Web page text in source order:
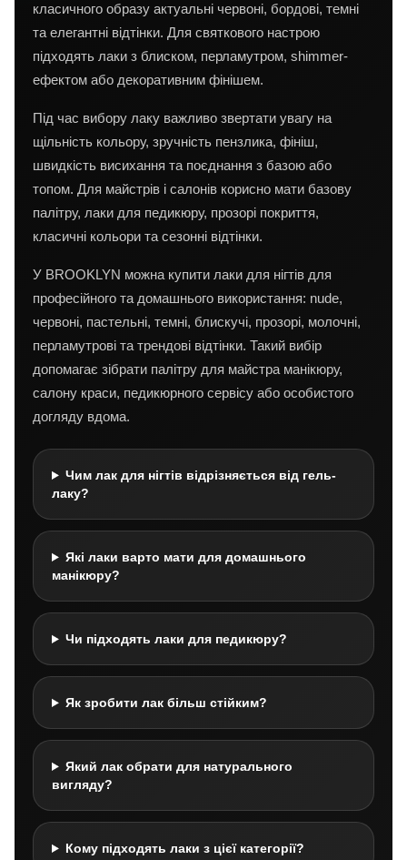
класичного образу актуальні червоні, бордові, темні
та елегантні відтінки. Для святкового настрою
підходять лаки з блиском, перламутром, shimmer-
ефектом або декоративним фінішем.
Під час вибору лаку важливо звертати увагу на
щільність кольору, зручність пензлика, фініш,
швидкість висихання та поєднання з базою або
топом. Для майстрів і салонів корисно мати базову
палітру, лаки для педикюру, прозорі покриття,
класичні кольори та сезонні відтінки.
У BROOKLYN можна купити лаки для нігтів для
професійного та домашнього використання: nude,
червоні, пастельні, темні, блискучі, прозорі, молочні,
перламутрові та трендові відтінки. Такий вибір
допомагає зібрати палітру для майстра манікюру,
салону краси, педикюрного сервісу або особистого
догляду вдома.
Чим лак для нігтів відрізняється від гель-
лаку?
Які лаки варто мати для домашнього
манікюру?
Чи підходять лаки для педикюру?
Як зробити лак більш стійким?
Який лак обрати для натурального
вигляду?
Кому підходять лаки з цієї категорії?